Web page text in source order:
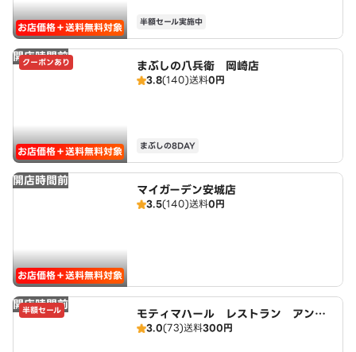
お店価格＋送料無料対象 半額セール実施中
開店時間前
クーポンあり
お店価格＋送料無料対象
まぶしの八兵衛 岡崎店
3.8(140)送料0円
まぶしの8DAY
開店時間前
お店価格＋送料無料対象
マイガーデン安城店
3.5(140)送料0円
開店時間前
半額セール
モティマハール レストラン アンド
バー
3.0(73)送料300円